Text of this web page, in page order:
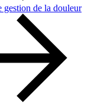
gestion de la douleur